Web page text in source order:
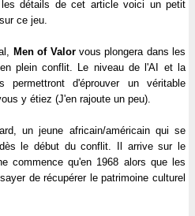
détails de cet article voici un petit
ce jeu.
Men of Valorvous plongera dans les
plein conflit. Le niveau de l'AI et la
permettront d'éprouver un véritable
y étiez (J'en rajoute un peu).
un jeune africain/américain qui se
le début du conflit. Il arrive sur le
commence qu'en 1968 alors que les
de récupérer le patrimoine culturel